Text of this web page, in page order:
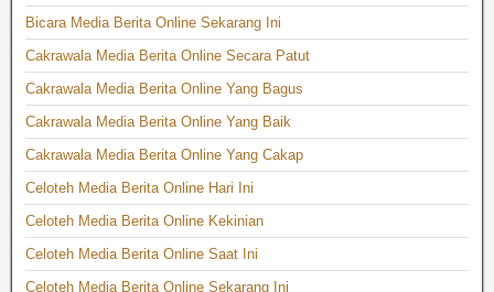
Bicara Media Berita Online Sekarang Ini
Cakrawala Media Berita Online Secara Patut
Cakrawala Media Berita Online Yang Bagus
Cakrawala Media Berita Online Yang Baik
Cakrawala Media Berita Online Yang Cakap
Celoteh Media Berita Online Hari Ini
Celoteh Media Berita Online Kekinian
Celoteh Media Berita Online Saat Ini
Celoteh Media Berita Online Sekarang Ini